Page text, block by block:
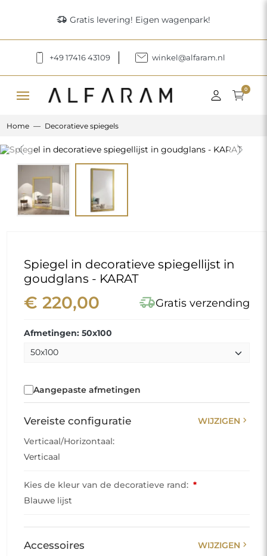
delivery_truck_speed Gratis levering! Eigen wagenpark!
+49 17416 43109 winkel@alfaram.nl
menu 0
Home Decoratieve spiegels
Previous Next
Spiegel in decoratieve spiegellijst in
goudglans - KARAT
€ 220,00 delivery_truck_speedGratis verzending
Afmetingen: 50x100
Aangepaste afmetingen
Vereiste configuratie WIJZIGEN chevron_right
Verticaal/Horizontaal:
Verticaal
Kies de kleur van de decoratieve rand: *
Blauwe lijst
Accessoires WIJZIGEN chevron_right